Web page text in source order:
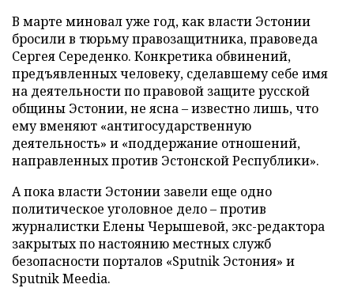
В марте миновал уже год, как власти Эстонии
бросили в тюрьму правозащитника, правоведа
Сергея Середенко. Конкретика обвинений,
предъявленных человеку, сделавшему себе имя
на деятельности по правовой защите русской
общины Эстонии, не ясна – известно лишь, что
ему вменяют «антигосударственную
деятельность» и «поддержание отношений,
направленных против Эстонской Республики».
А пока власти Эстонии завели еще одно
политическое уголовное дело – против
журналистки Елены Черышевой, экс-редактора
закрытых по настоянию местных служб
безопасности порталов «Sputnik Эстония» и
Sputnik Meedia.